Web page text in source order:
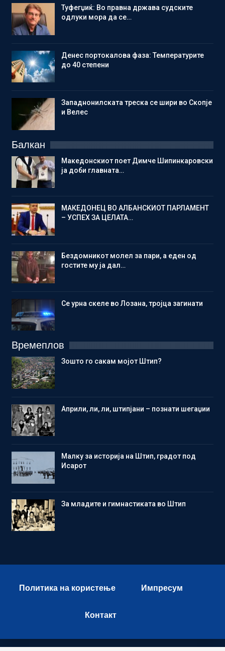
Туфегџиќ: Во правна држава судските
одлуки мора да се…
Денес портокалова фаза: Температурите
до 40 степени
Западнонилската треска се шири во Скопје
и Велес
Балкан
Македонскиот поет Димче Шипинкаровски
ја доби главната…
МАКЕДОНЕЦ ВО АЛБАНСКИОТ ПАРЛАМЕНТ
– УСПЕХ ЗА ЦЕЛАТА…
Бездомникот молел за пари, а еден од
гостите му ја дал…
Се урна скеле во Лозана, тројца загинати
Времеплов
Зошто го сакам мојот Штип?
Aприли, ли, ли, штипјани – познати шегаџии
Малку за историја на Штип, градот под
Исарот
Зa младите и гимнастиката во Штип
Политика на користење Импресум
Контакт